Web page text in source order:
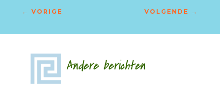
← VORIGE VOLGENDE →
Andere berichten